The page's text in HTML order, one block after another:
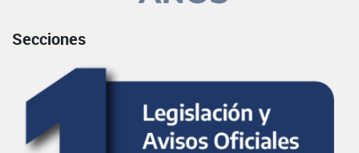
Secciones